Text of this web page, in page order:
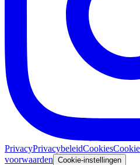
PrivacyPrivacybeleidCookies
voorwaarden Cookie-instellingen